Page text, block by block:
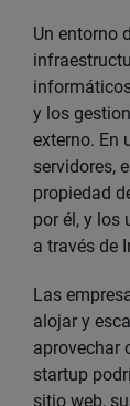
Un entorno
y los
externo. En
servidores,
propiedad
por él, y los
a través de
Las
alojar y
aprovechar
startup
sitio web,